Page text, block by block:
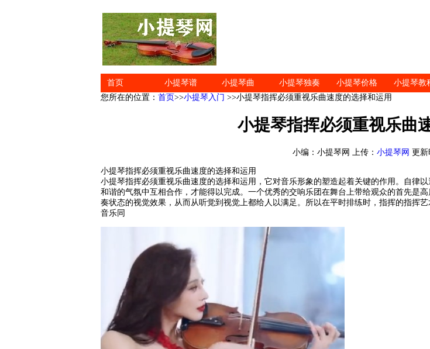
首页 小提琴谱 小提琴曲 小提琴独奏 小提琴价格 小提琴教
您所在的位置： 首页>>小提琴入门 >>小提琴指挥必须重视乐曲速度的选择和运用
小提琴指挥必须重视乐曲
小编：小提琴网 上传： 小提琴网 更新
小提琴指挥必须重视乐曲速度的选择和运用
小提琴指挥必须重视乐曲速度的选择和运用，它对音乐形象的塑造起着关键的作用。自律
和谐的气氛中互相合作，才能得以完成。一个优秀的交响乐团在舞台上带给观众的首先是
奏状态的视觉效果，从而从听觉到视觉上都给人以满足。所以在平时排练时，指挥的指挥
音乐同